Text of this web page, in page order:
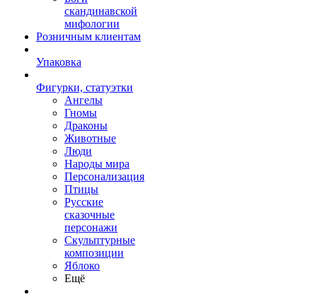
скандинавской
мифологии
Розничным клиентам
Упаковка
Фигурки, статуэтки
Ангелы
Гномы
Драконы
Животные
Люди
Народы мира
Персонализация
Птицы
Русские
сказочные
персонажи
Скульптурные
композиции
Яблоко
Ещё